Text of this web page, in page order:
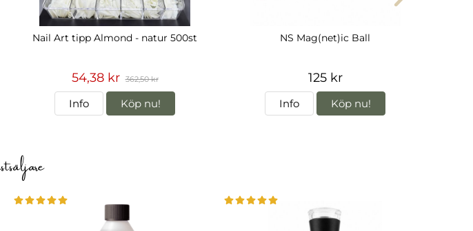
Nail Art tipp Almond - natur 500st
54,38 kr 362,50 kr
Info Köp nu!
NS Mag(net)ic Ball
125 kr
Info Köp nu!